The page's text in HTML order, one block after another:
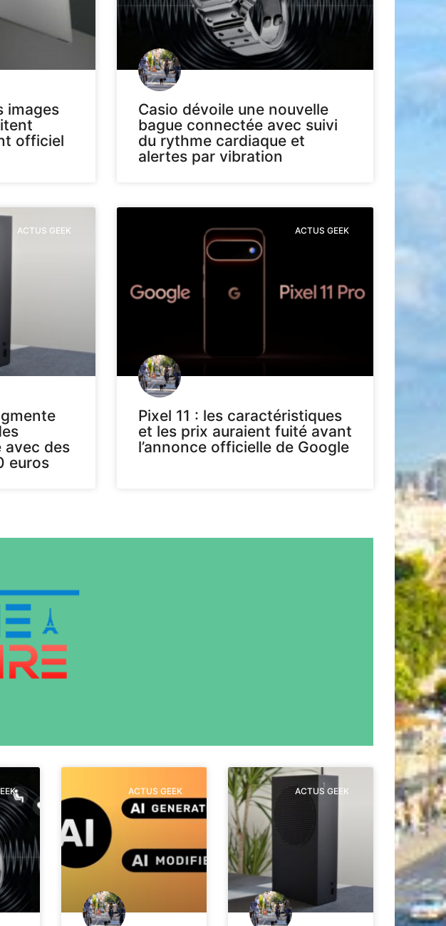
images
officiel
Casio dévoile une nouvelle
bague connectée avec suivi
du rythme cardiaque et
alertes par vibration
ACTUS GEEK
avec des
euros
ACTUS GEEK
Pixel 11 : les caractéristiques
et les prix auraient fuité avant
l’annonce officielle de Google
ACTUS GEEK ACTUS GEEK